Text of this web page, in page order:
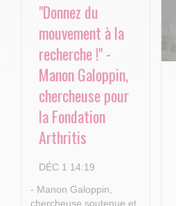
"Donnez du
mouvement à la
recherche !" -
Manon Galoppin,
chercheuse pour
la Fondation
Arthritis
DÉC 1 14:19
- Manon Galoppin,
chercheuse soutenue et